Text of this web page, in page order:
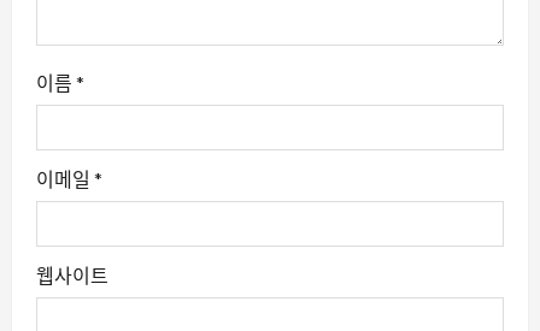
이름 *
이메일 *
웹사이트